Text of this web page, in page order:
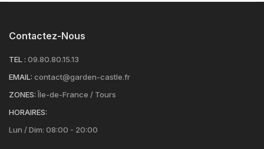
Contactez-Nous
TEL : 09.80.80.15.13
EMAIL: contact@garden-castle.fr
ZONES: Île-de-France / Tours
HORAIRES:
Lun / Dim: 08:00 - 20:00